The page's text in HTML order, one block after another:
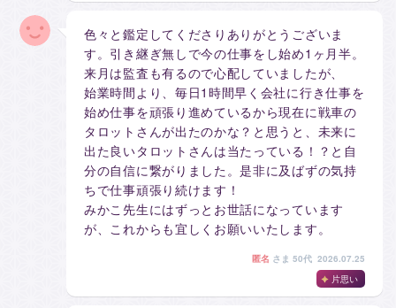
色々と鑑定してくださりありがとうございま
す。引き継ぎ無しで今の仕事をし始め1ヶ月半。
来月は監査も有るので心配していましたが、
始業時間より、毎日1時間早く会社に行き仕事を
始め仕事を頑張り進めているから現在に戦車の
タロットさんが出たのかな？と思うと、未来に
出た良いタロットさんは当たっている！？と自
分の自信に繋がりました。是非に及ばずの気持
ちで仕事頑張り続けます！
みかこ先生にはずっとお世話になっています
が、これからも宜しくお願いいたします。
匿名 さま 50代 2026.07.25
片思い